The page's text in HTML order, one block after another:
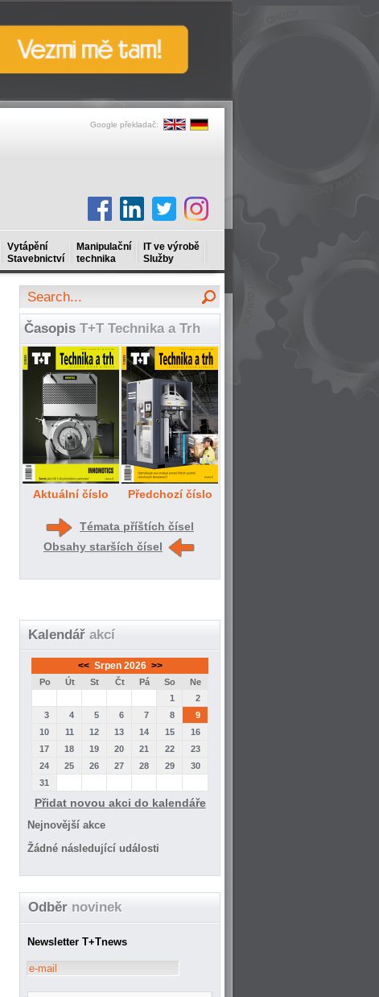
Google překladač:
Vytápění
Stavebnictví
Manipulační
technika
IT ve výrobě
Služby
Časopis T+T Technika a Trh
Aktuální číslo Předchozí číslo
Témata příštích čísel
Obsahy starších čísel
Kalendář akcí
<< Srpen 2026 >>
Po Út St Čt Pá So
Ne
1
2
3
4 5 6 7 8
9
10
11 12 13 14 15
16
17
18 19 20 21 22
23
24
25 26 27 28 29
30
31
Přidat novou akci do kalendáře
Nejnovější akce
Žádné následující události
Odběr novinek
Newsletter T+Tnews